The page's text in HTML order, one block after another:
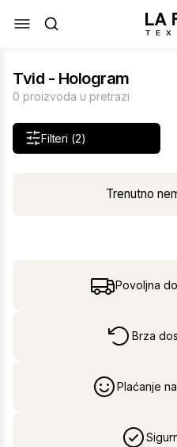
Tvid - Hologram
0 proizvoda u pretrazi
Filteri (2)
Trenutno
Povoljna
Brza
Plaćanje